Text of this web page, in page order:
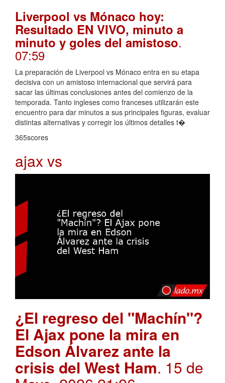
Liverpool vs Mónaco hoy:
Resultado EN VIVO, minuto a
minuto y goles del amistoso.
07:59
La preparación de Liverpool vs Mónaco entra en su etapa
decisiva con un amistoso internacional que servirá para
sacar las últimas conclusiones antes del comienzo de la
temporada. Tanto ingleses como franceses utilizarán este
encuentro para dar minutos a sus principales figuras, evaluar
distintas alternativas y corregir los últimos detalles t�
365scores
ajax vs
¿El regreso del "Machín"?
El Ajax pone la mira en
Edson Álvarez ante la
crisis del West Ham. 15 de